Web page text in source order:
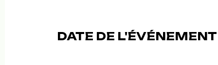
DATE DE L'ÉVÉNEMENT